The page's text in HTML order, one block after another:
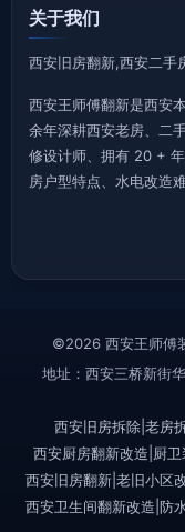
关于我们
西安旧房翻新,西安二手
西安王师傅翻新是西安
余年深耕西安老房、二
修设计师、拥有 20 +
房户型特点、水电改造
©2026 西安王师傅
地址：西安三桥新街
西安旧房拆除|老房
西安厨房翻新改造|厨
西安旧房翻新|老旧小区
西安卫生间翻新改造|防